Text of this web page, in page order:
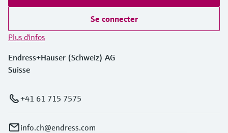
Se connecter
Plus d'infos
Endress+Hauser (Schweiz) AG
Suisse
+41 61 715 7575
info.ch@endress.com